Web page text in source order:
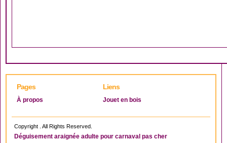
Pages
À propos
Liens
Jouet en bois
Copyright . All Rights Reserved.
Déguisement araignée adulte pour carnaval pas cher